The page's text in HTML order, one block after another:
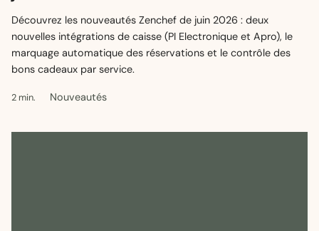
Découvrez les nouveautés Zenchef de juin 2026 : deux
nouvelles intégrations de caisse (PI Electronique et Apro), le
marquage automatique des réservations et le contrôle des
bons cadeaux par service.
2 min. Nouveautés